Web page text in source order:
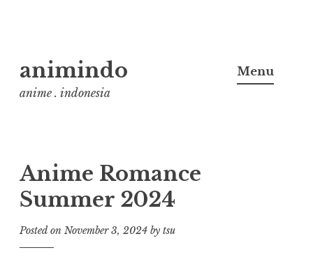
to
content
animindo
anime . indonesia
Menu
Anime Romance
Summer 2024
Posted on November 3, 2024 by tsu